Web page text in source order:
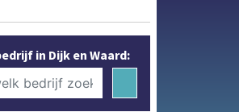
in Dijk en Waard: